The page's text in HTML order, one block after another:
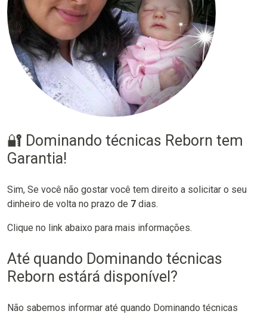
🔐 Dominando técnicas Reborn tem
Garantia!
Sim, Se você não gostar você tem direito a solicitar o seu
dinheiro de volta no prazo de 7 dias.
Clique no link abaixo para mais informações.
Até quando Dominando técnicas
Reborn estárá disponível?
Não sabemos informar até quando Dominando técnicas